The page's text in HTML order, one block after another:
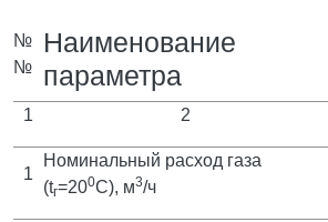
№
№
Наименование
параметра
1 2
1
Номинальный расход газа
(tг=200С), м3/ч